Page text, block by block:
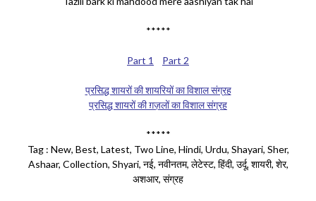
*****
Part 1 Part 2
प्रसिद्ध शायरों की शायरियों का विशाल संग्रह
प्रसिद्ध शायरों की ग़ज़लों का विशाल संग्रह
*****
Tag : New, Best, Latest, Two Line, Hindi, Urdu, Shayari, Sher,
Ashaar, Collection, Shyari, नई, नवीनतम, लेटेस्ट, हिंदी, उर्दू, शायरी, शेर,
अशआर, संग्रह